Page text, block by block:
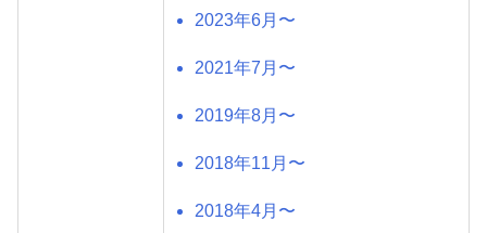
2023年6月〜
2021年7月〜
2019年8月〜
2018年11月〜
2018年4月〜